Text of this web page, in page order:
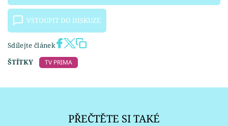
VSTOUPIT DO DISKUZE
Sdílejte článek
ŠTÍTKY
TV PRIMA
PŘEČTĚTE SI TAKÉ